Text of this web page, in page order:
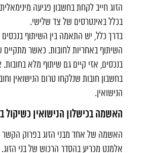
הזוג חייב לקחת בחשבון פגיעה
בכלל באינטרסים של צד שלישי.
בדרך כלל, יש התאמה בין השיתוף בנכסים
השיתוף באחריות לחובות. כאשר מתקיים
בנכסים, אזי קיים גם שיתוף מלא
בחשבון חובות שנלקחו טרום הנישואין
הנישואין.
האשמה בכישלון הנישואין כשיקול
האשמה של אחד מבני הזוג בפרוק הקשר
אלמנט מכריע בהסדר הרכוש של בני